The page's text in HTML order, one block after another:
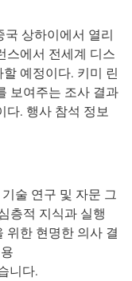
국 상하이에서 열리
스에서 전세계 디스
할 예정이다. 키미 린
보여주는 조사 결과
다. 행사 참석 정보
술 연구 및 자문 그
층적 지식과 실행
위한 현명한 의사 결
니다.